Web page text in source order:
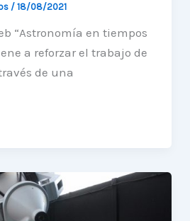
/ 18/08/2021
“Astronomía en tiempos
a reforzar el trabajo de
de una